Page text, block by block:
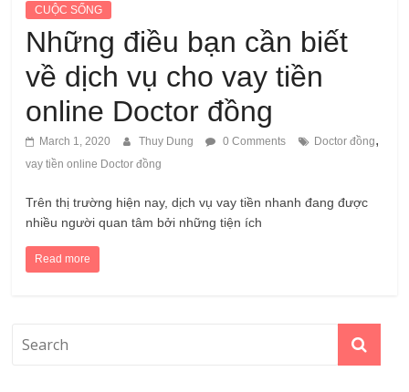
CUỘC SỐNG
Những điều bạn cần biết
về dịch vụ cho vay tiền
online Doctor đồng
March 1, 2020 Thuy Dung 0 Comments Doctor đồng,
vay tiền online Doctor đồng
Trên thị trường hiện nay, dịch vụ vay tiền nhanh đang được
nhiều người quan tâm bởi những tiện ích
Read more